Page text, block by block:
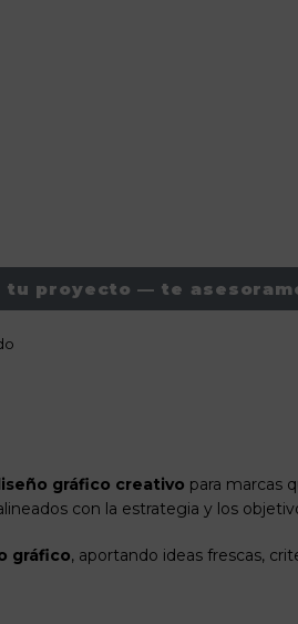
tu proyecto — te
gráfico creativo para marcas
con la estrategia y los
gráfico, aportando ideas frescas,